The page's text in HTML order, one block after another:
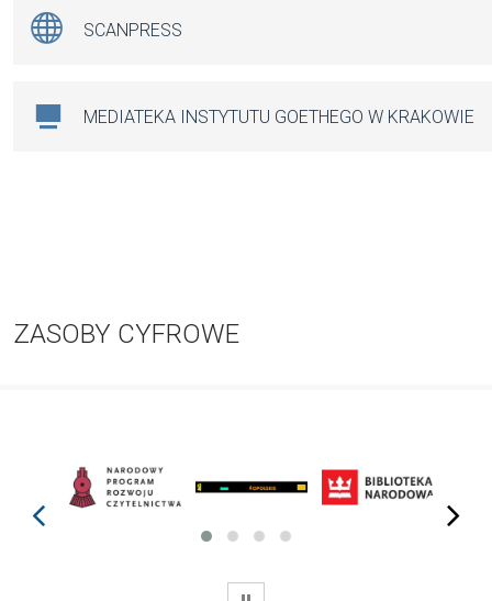
SCANPRESS
MEDIATEKA INSTYTUTU GOETHEGO W KRAKOWIE
ZASOBY CYFROWE
prev next